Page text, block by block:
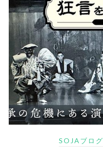
SOJAブログ